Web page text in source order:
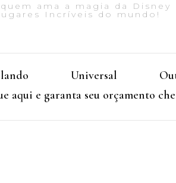
ama a magia da Disney
Incríveis do mundo!
Universal
aqui e garanta seu orçamento